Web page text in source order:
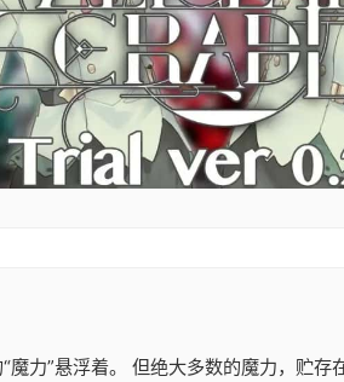
力”悬浮着。 但绝大多数的魔力，贮存